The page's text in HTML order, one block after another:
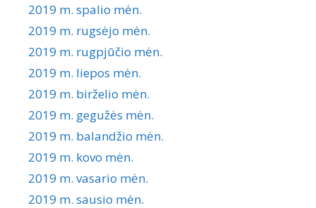
2019 m. spalio mėn.
2019 m. rugsėjo mėn.
2019 m. rugpjūčio mėn.
2019 m. liepos mėn.
2019 m. birželio mėn.
2019 m. gegužės mėn.
2019 m. balandžio mėn.
2019 m. kovo mėn.
2019 m. vasario mėn.
2019 m. sausio mėn.